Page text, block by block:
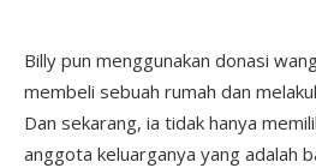
Billy pun menggunakan donasi
membeli sebuah rumah dan
Dan sekarang, ia tidak hanya
anggota keluarganya yang adalah